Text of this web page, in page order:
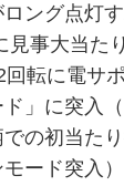
ロング点灯
見事大当た
回転に電サ
ド」に突入
の初当た
ード突入